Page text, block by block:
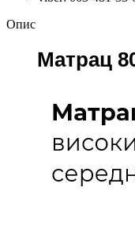
Опис
Матрац